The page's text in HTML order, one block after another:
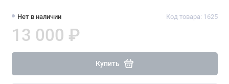
Нет в наличии Код товара: 1625
13 000 ₽
Купить